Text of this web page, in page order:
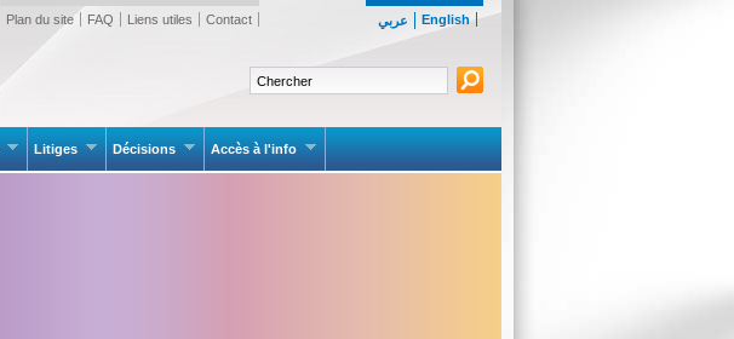
عربي English
Contact
Liens utiles
FAQ
Plan du site
Litiges Décisions Accès à l'info